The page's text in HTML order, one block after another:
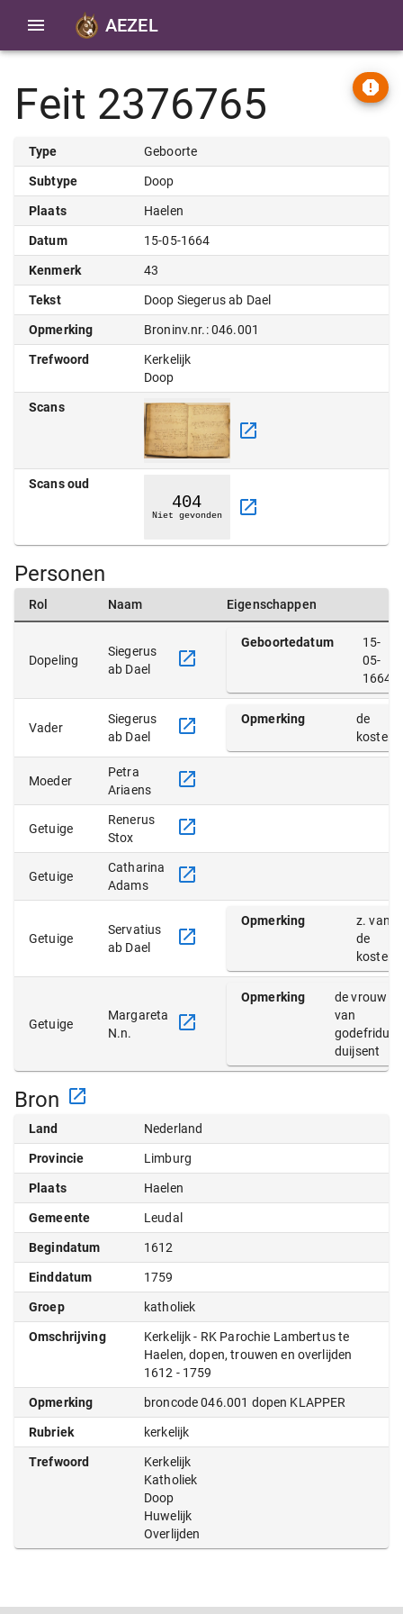
AEZEL
Feit 2376765
Type Geboorte
Subtype Doop
Plaats Haelen
Datum 15-05-1664
Kenmerk 43
Tekst Doop Siegerus ab Dael
Opmerking Broninv.nr.: 046.001
Trefwoord
Kerkelijk
Doop
Scans
Scans oud
Personen
Rol Naam Eigenschappen
Dopeling
Siegerus
ab Dael
Geboortedatum
15-
05-
1664
Vader
Siegerus
ab Dael
Opmerking
de
koster
Moeder
Petra
Ariaens
Getuige
Renerus
Stox
Getuige
Catharina
Adams
Getuige
Servatius
ab Dael
Opmerking
z. van
de
koster
Getuige
Margareta
N.n.
Opmerking
de vrouw
van
godefridus
duijsent
Bron
Land Nederland
Provincie Limburg
Plaats Haelen
Gemeente Leudal
Begindatum 1612
Einddatum 1759
Groep katholiek
Omschrijving
Kerkelijk - RK Parochie Lambertus te
Haelen, dopen, trouwen en overlijden
1612 - 1759
Opmerking broncode 046.001 dopen KLAPPER
Rubriek kerkelijk
Trefwoord
Kerkelijk
Katholiek
Doop
Huwelijk
Overlijden